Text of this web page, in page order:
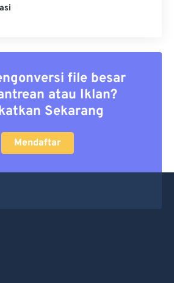
file besar
atau Iklan?
Sekarang
Mendaftar